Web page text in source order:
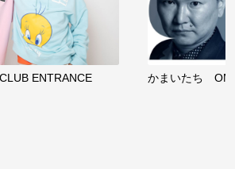
ENTRANCE かまいたち